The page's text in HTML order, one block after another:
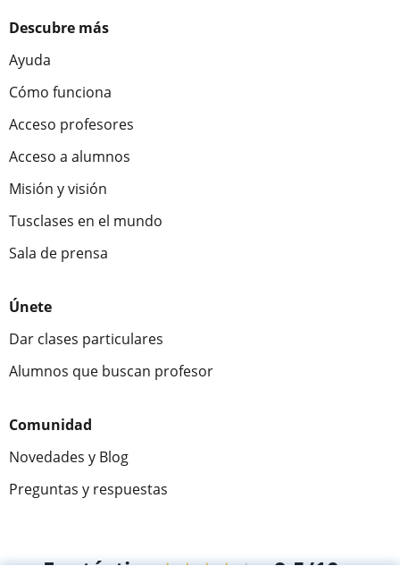
Descubre más
Ayuda
Cómo funciona
Acceso profesores
Acceso a alumnos
Misión y visión
Tusclases en el mundo
Sala de prensa
Únete
Dar clases particulares
Alumnos que buscan profesor
Comunidad
Novedades y Blog
Preguntas y respuestas